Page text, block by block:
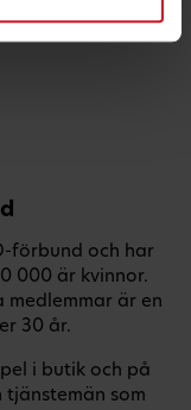
förbund och har
000 är kvinnor.
medlemmar är en
30 år.
i butik och på
tjänstemän som